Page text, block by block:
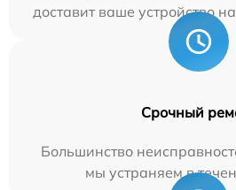
доставит ваше устройство
Срочный
Большинство
мы устраняем в